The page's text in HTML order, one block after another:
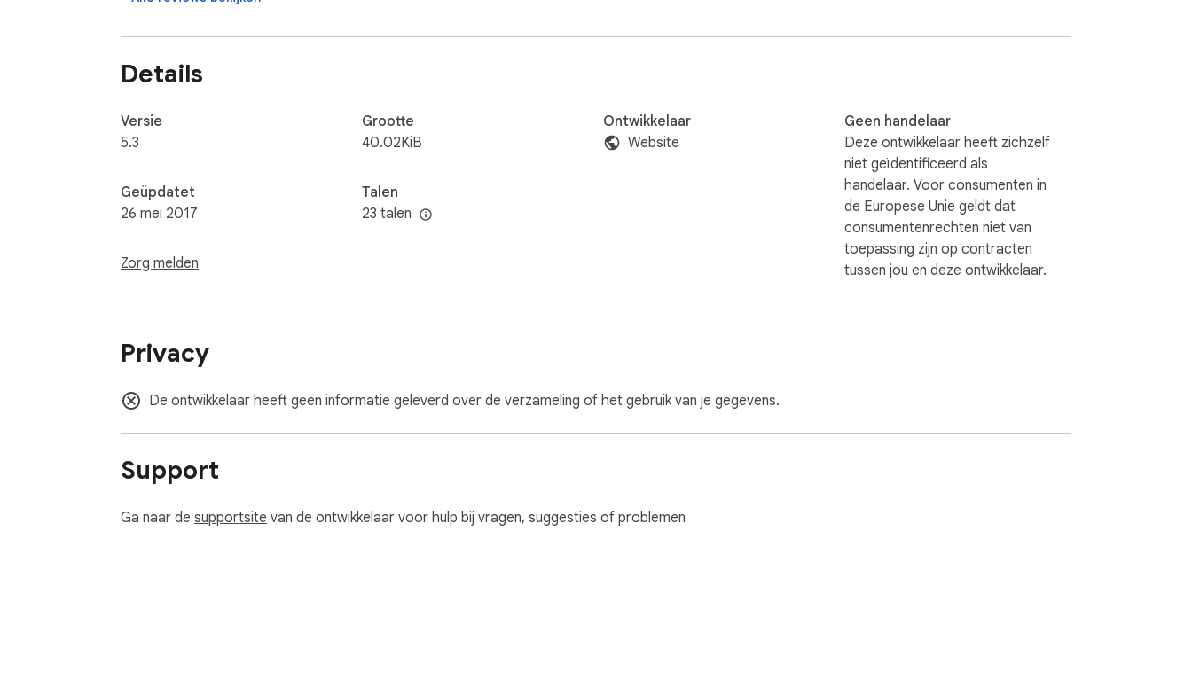
Details
Versie
5.3
Geüpdatet
26 mei 2017
Zorg melden
Grootte
40.02KiB
Talen
23 talen
Ontwikkelaar
Website
Geen handelaar
Deze ontwikkelaar heeft zichzelf
niet geïdentificeerd als
handelaar. Voor consumenten in
de Europese Unie geldt dat
consumentenrechten niet van
toepassing zijn op contracten
tussen jou en deze ontwikkelaar.
Privacy
De ontwikkelaar heeft geen informatie geleverd over de verzameling of het gebruik van je gegevens.
Support
Ga naar de supportsite van de ontwikkelaar voor hulp bij vragen, suggesties of problemen